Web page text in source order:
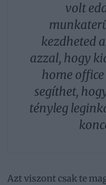
volt
kezdheted
azzal, hogy
home
segíthet,
tényleg
Azt viszont csak te